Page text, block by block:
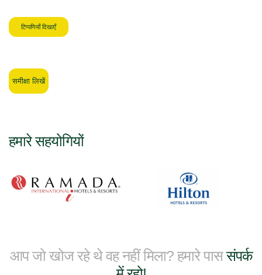
टिप्पणियाँ दिखाएँ
समीक्षा लिखें
हमारे सहयोगियों
आप जो खोज रहे थे वह नहीं मिला? हमारे पाससंपर्क